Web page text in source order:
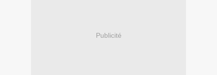
Publicité